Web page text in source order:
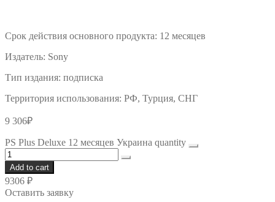
Срок действия основного продукта: 12 месяцев
Издатель: Sony
Тип издания: подписка
Территория использования: РФ, Турция, СНГ
9 306₽
PS Plus Deluxe 12 месяцев Украина quantity
Add to cart
9306 ₽
Оставить заявку